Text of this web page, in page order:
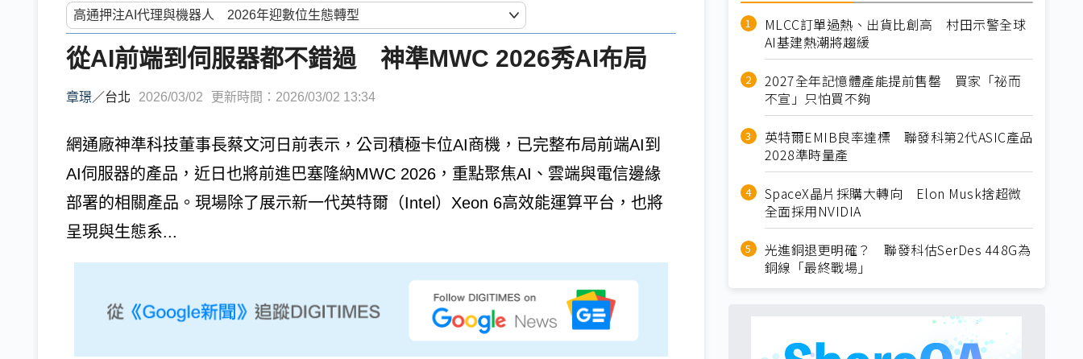
從AI前端到伺服器都不錯過 神準MWC 2026秀AI布局
章璟／台北 2026/03/02 更新時間：2026/03/02 13:34
網通廠神準科技董事長蔡文河日前表示，公司積極卡位AI商機，已完整布局前端AI到
AI伺服器的產品，近日也將前進巴塞隆納MWC 2026，重點聚焦AI、雲端與電信邊緣
部署的相關產品。現場除了展示新一代英特爾（Intel）Xeon 6高效能運算平台，也將
呈現與生態系...
MLCC訂單過熱、出貨比創高 村田示警全球
AI基建熱潮將趨緩
2027全年記憶體產能提前售罄 買家「祕而
不宣」只怕買不夠
英特爾EMIB良率達標 聯發科第2代ASIC產品
2028準時量產
SpaceX晶片採購大轉向 Elon Musk捨超微
全面採用NVIDIA
光進銅退更明確？ 聯發科估SerDes 448G為
銅線「最終戰場」